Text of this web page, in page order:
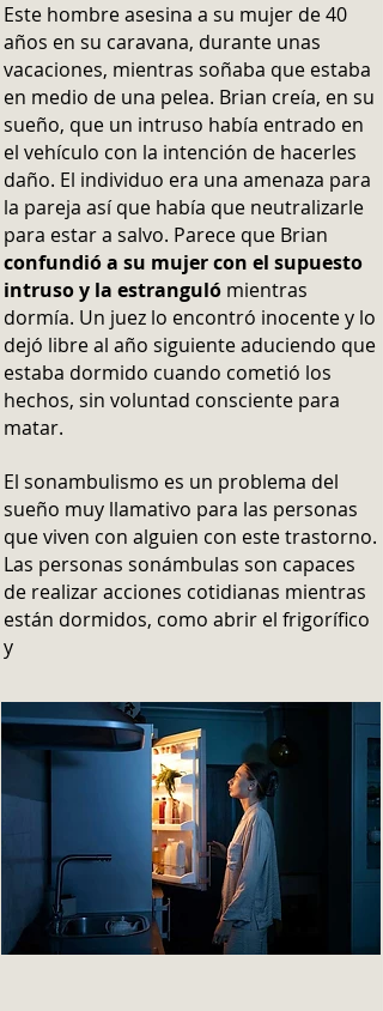
Este hombre asesina a su mujer de 40
años en su caravana, durante unas
vacaciones, mientras soñaba que estaba
en medio de una pelea. Brian creía, en su
sueño, que un intruso había entrado en
el vehículo con la intención de hacerles
daño. El individuo era una amenaza para
la pareja así que había que neutralizarle
para estar a salvo. Parece que Brian
confundió a su mujer con el supuesto
intruso y la estranguló mientras
dormía. Un juez lo encontró inocente y lo
dejó libre al año siguiente aduciendo que
estaba dormido cuando cometió los
hechos, sin voluntad consciente para
matar.
El sonambulismo es un problema del
sueño muy llamativo para las personas
que viven con alguien con este trastorno.
Las personas sonámbulas son capaces
de realizar acciones cotidianas mientras
están dormidos, como abrir el frigorífico
y